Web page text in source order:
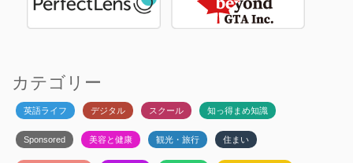
カテゴリー
英語ライフ デジタル スクール 知っ得まめ知識
Sponsored 美容と健康 観光・旅行 住まい